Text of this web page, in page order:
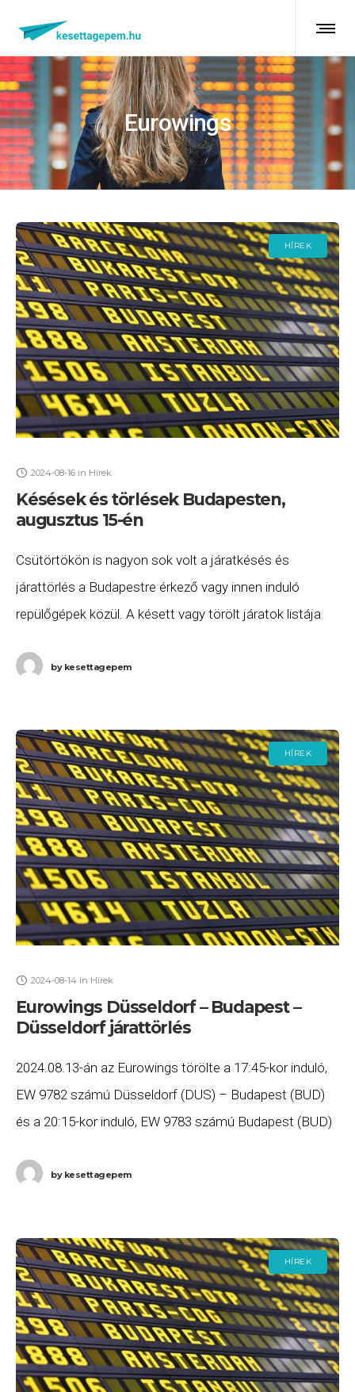
Eurowings
HÍREK
2024-08-16 in Hírek
Késések és törlések Budapesten,
augusztus 15-én
Csütörtökön is nagyon sok volt a járatkésés és
járattörlés a Budapestre érkező vagy innen induló
repülőgépek közül. A késett vagy törölt járatok listája
A British
bykesettagepem
HÍREK
2024-08-14 in Hírek
Eurowings Düsseldorf – Budapest –
Düsseldorf járattörlés
2024.08.13-án az Eurowings törölte a 17:45-kor induló,
EW 9782 számú Düsseldorf (DUS) – Budapest (BUD)
és a 20:15-kor induló, EW 9783 számú Budapest (BUD)
bykesettagepem
HÍREK